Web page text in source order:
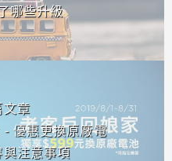
哪些升級
文章
優惠更換原廠電
與注意事項